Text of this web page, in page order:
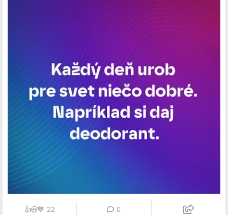
👍😃💙 22 0